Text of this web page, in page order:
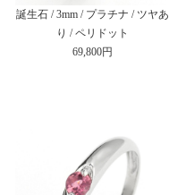
誕生石 / 3mm / プラチナ / ツヤあ
り / ペリドット
69,800円